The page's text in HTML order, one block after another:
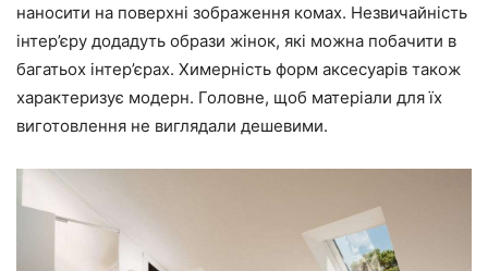
наносити на поверхні зображення комах. Незвичайність
інтер’єру додадуть образи жінок, які можна побачити в
багатьох інтер’єрах. Химерність форм аксесуарів також
характеризує модерн. Головне, щоб матеріали для їх
виготовлення не виглядали дешевими.